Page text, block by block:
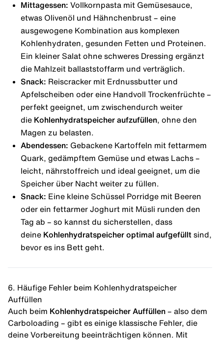
Mittagessen: Vollkornpasta mit Gemüsesauce,
etwas Olivenöl und Hähnchenbrust – eine
ausgewogene Kombination aus komplexen
Kohlenhydraten, gesunden Fetten und Proteinen.
Ein kleiner Salat ohne schweres Dressing ergänzt
die Mahlzeit ballaststoffarm und verträglich.
Snack: Reiscracker mit Erdnussbutter und
Apfelscheiben oder eine Handvoll Trockenfrüchte –
perfekt geeignet, um zwischendurch weiter
die Kohlenhydratspeicher aufzufüllen, ohne den
Magen zu belasten.
Abendessen: Gebackene Kartoffeln mit fettarmem
Quark, gedämpftem Gemüse und etwas Lachs –
leicht, nährstoffreich und ideal geeignet, um die
Speicher über Nacht weiter zu füllen.
Snack: Eine kleine Schüssel Porridge mit Beeren
oder ein fettarmer Joghurt mit Müsli runden den
Tag ab – so kannst du sicherstellen, dass
deine Kohlenhydratspeicher optimal aufgefülltsind,
bevor es ins Bett geht.
6. Häufige Fehler beim Kohlenhydratspeicher
Auffüllen
Auch beim Kohlenhydratspeicher Auffüllen – also dem
Carboloading – gibt es einige klassische Fehler, die
deine Vorbereitung beeinträchtigen können. Mit